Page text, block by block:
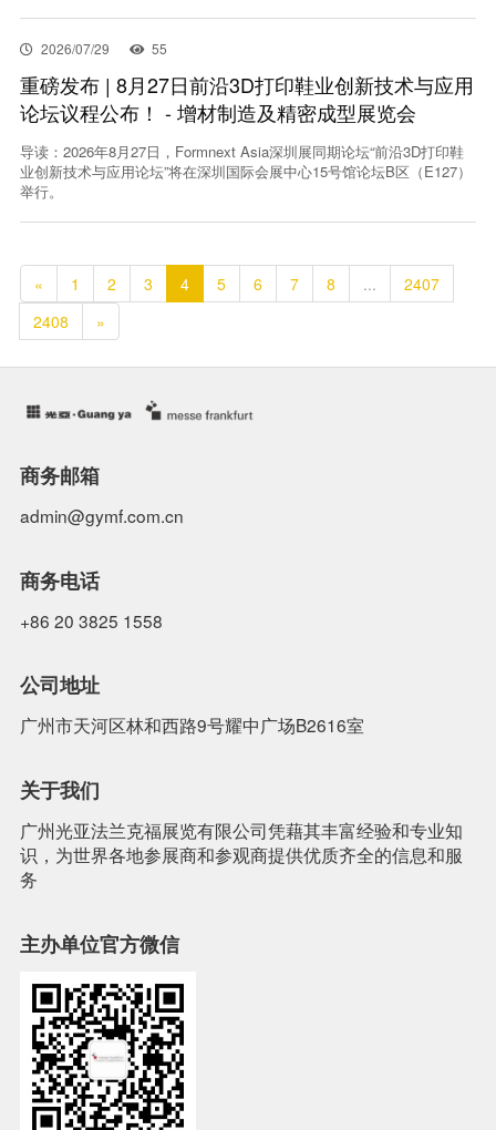
2026/07/29 55
重磅发布 | 8月27日前沿3D打印鞋业创新技术与应用
论坛议程公布！ - 增材制造及精密成型展览会
导读：2026年8月27日，Formnext Asia深圳展同期论坛“前沿3D打印鞋
业创新技术与应用论坛”将在深圳国际会展中心15号馆论坛B区（E127）
举行。
« 1 2 3 4 5 6 7 8 ...
2407
2408
»
商务邮箱
admin@gymf.com.cn
商务电话
+86 20 3825 1558
公司地址
广州市天河区林和西路9号耀中广场B2616室
关于我们
广州光亚法兰克福展览有限公司凭藉其丰富经验和专业知
识，为世界各地参展商和参观商提供优质齐全的信息和服
务
主办单位官方微信